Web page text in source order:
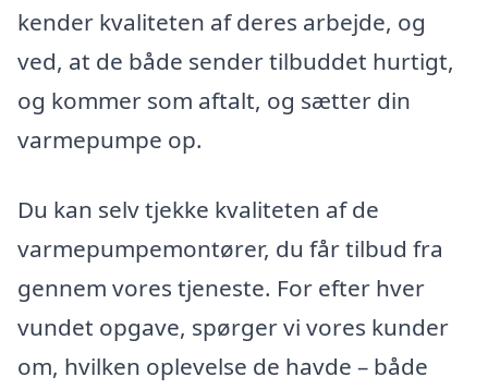
kender kvaliteten af deres arbejde, og
ved, at de både sender tilbuddet hurtigt,
og kommer som aftalt, og sætter din
varmepumpe op.
Du kan selv tjekke kvaliteten af de
varmepumpemontører, du får tilbud fra
gennem vores tjeneste. For efter hver
vundet opgave, spørger vi vores kunder
om, hvilken oplevelse de havde – både